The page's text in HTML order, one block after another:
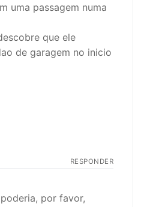
uma passagem numa
que ele
de garagem no inicio
RESPONDER
por favor,